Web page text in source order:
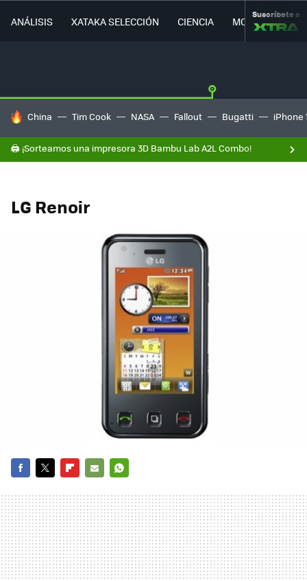
ANÁLISIS XATAKA SELECCIÓN CIENCIA MOVILIDAD
Suscríbete a
HOY SE HABLA DE
China Tim Cook NASA Fallout Bugatti iPhone
🖨️ ¡Sorteamos una impresora 3D Bambu Lab A2L Combo!
LG Renoir
MAIL